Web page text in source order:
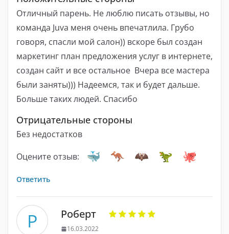
Отличный парень. Не люблю писать отзывы, но
команда Juva меня очень впечатлила. Грубо
говоря, спасли мой салон)) вскоре был создан
маркетинг план предложения услуг в интернете,
создан сайт и все остальное ️ Вчера все мастера
были заняты))) Надеемся, так и будет дальше.
Больше таких людей. Спасибо ️
Отрицательные стороны
Без недостатков
Оцените отзыв:
Ответить
Р Роберт
16.03.2022